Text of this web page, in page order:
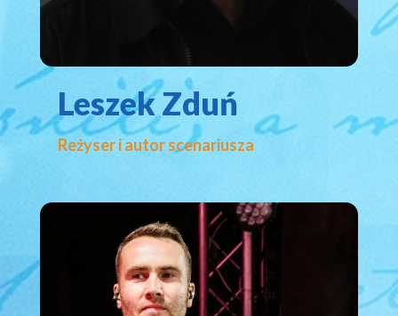
Leszek Zduń
Reżyser i autor scenariusza